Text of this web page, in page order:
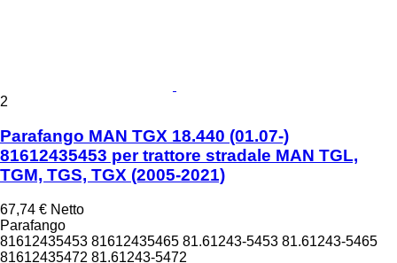
2
Parafango MAN TGX 18.440 (01.07-)
81612435453 per trattore stradale MAN TGL,
TGM, TGS, TGX (2005-2021)
67,74 € Netto
Parafango
81612435453 81612435465 81.61243-5453 81.61243-5465
81612435472 81.61243-5472